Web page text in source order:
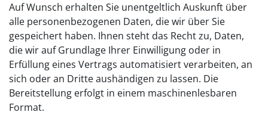
Auf Wunsch erhalten Sie unentgeltlich Auskunft über
alle personenbezogenen Daten, die wir über Sie
gespeichert haben. Ihnen steht das Recht zu, Daten,
die wir auf Grundlage Ihrer Einwilligung oder in
Erfüllung eines Vertrags automatisiert verarbeiten, an
sich oder an Dritte aushändigen zu lassen. Die
Bereitstellung erfolgt in einem maschinenlesbaren
Format.